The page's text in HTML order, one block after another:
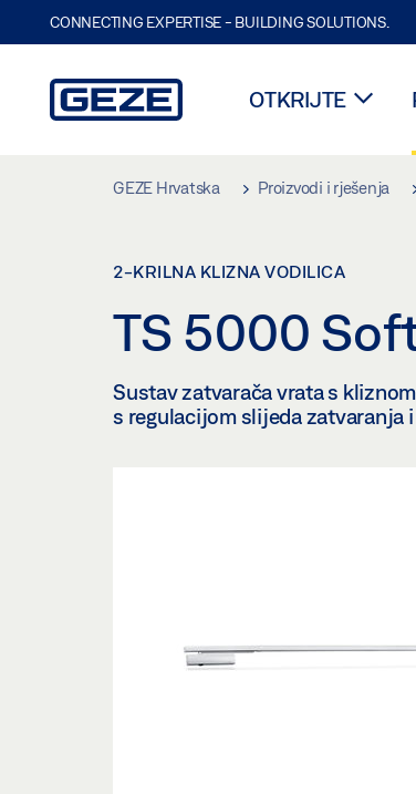
CONNECTING EXPERTISE - BUILDING SOLUTIONS.
OTKRIJTE
GEZE Hrvatska Proizvodi i rješenja
2-KRILNA KLIZNA VODILICA
TS 5000
Sustav zatvarača vrata s
s regulacijom slijeda zatvaranja